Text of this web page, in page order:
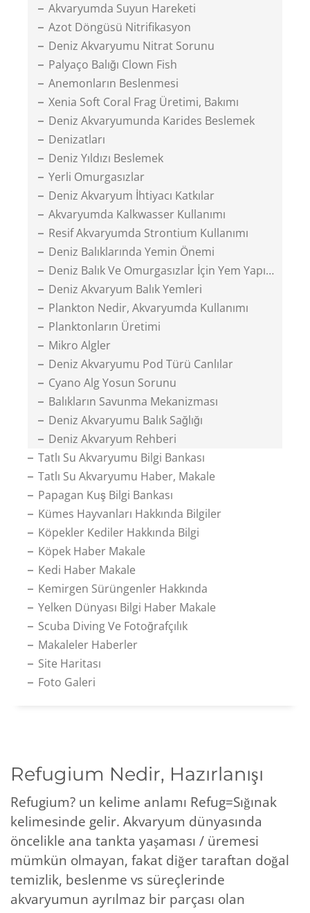
Akvaryumda Suyun Hareketi
Azot Döngüsü Nitrifikasyon
Deniz Akvaryumu Nitrat Sorunu
Palyaço Balığı Clown Fish
Anemonların Beslenmesi
Xenia Soft Coral Frag Üretimi, Bakımı
Deniz Akvaryumunda Karides Beslemek
Denizatları
Deniz Yıldızı Beslemek
Yerli Omurgasızlar
Deniz Akvaryum İhtiyacı Katkılar
Akvaryumda Kalkwasser Kullanımı
Resif Akvaryumda Strontium Kullanımı
Deniz Balıklarında Yemin Önemi
Deniz Balık Ve Omurgasızlar İçin Yem Yapımı
Deniz Akvaryum Balık Yemleri
Plankton Nedir, Akvaryumda Kullanımı
Planktonların Üretimi
Mikro Algler
Deniz Akvaryumu Pod Türü Canlılar
Cyano Alg Yosun Sorunu
Balıkların Savunma Mekanizması
Deniz Akvaryumu Balık Sağlığı
Deniz Akvaryum Rehberi
Tatlı Su Akvaryumu Bilgi Bankası
Tatlı Su Akvaryumu Haber, Makale
Papagan Kuş Bilgi Bankası
Kümes Hayvanları Hakkında Bilgiler
Köpekler Kediler Hakkında Bilgi
Köpek Haber Makale
Kedi Haber Makale
Kemirgen Sürüngenler Hakkında
Yelken Dünyası Bilgi Haber Makale
Scuba Diving Ve Fotoğrafçılık
Makaleler Haberler
Site Haritası
Foto Galeri
Refugium Nedir, Hazırlanışı
Refugium? un kelime anlamı Refug=Sığınak
kelimesinde gelir. Akvaryum dünyasında
öncelikle ana tankta yaşaması / üremesi
mümkün olmayan, fakat diğer taraftan doğal
temizlik, beslenme vs süreçlerinde
akvaryumun ayrılmaz bir parçası olan